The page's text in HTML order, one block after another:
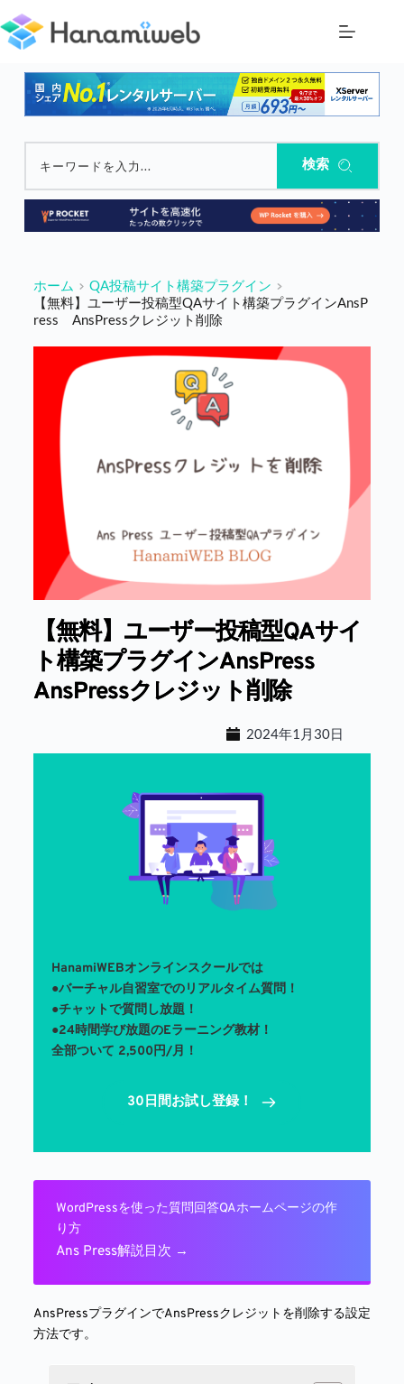
ン
テ
キーワードを入力... 検索
ホーム
QA投稿サイト構築プラグイン
【無料】ユーザー投稿型QAサイト構築プラグインAnsP
ress AnsPressクレジット削除
【無料】ユーザー投稿型QAサイ
ト構築プラグインAnsPress
AnsPressクレジット削除
2024年1月30日
HanamiWEBオンラインスクールでは
●バーチャル自習室でのリアルタイム質問！
●チャットで質問し放題！
●24時間学び放題のEラーニング教材！
全部ついて 2,500円/月！
30日間お試し登録！
WordPressを使った質問回答QAホームページの作
り方
Ans Press解説目次 →
AnsPressプラグインでAnsPressクレジットを削除する設定
方法です。